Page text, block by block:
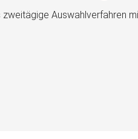
Auswahlverfahren